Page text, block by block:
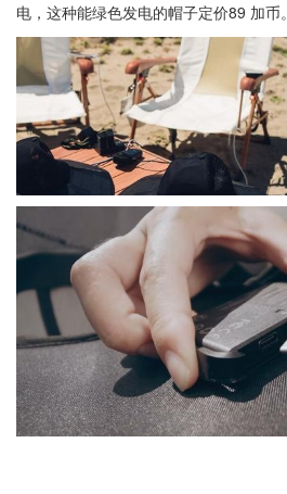
电，这种能绿色发电的帽子定价89 加币。